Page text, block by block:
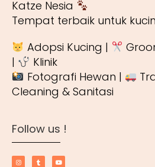
Katze Nesia
Tempat terbaik untuk
Adopsi Kucing |
|
Klinik
Fotografi Hewan |
Cleaning & Sanitasi
Follow us !